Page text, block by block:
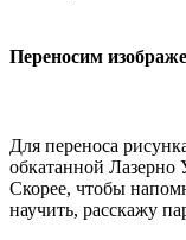
Переносим
Для переноса
обкатанной
Скорее, чтобы
научить, расскажу